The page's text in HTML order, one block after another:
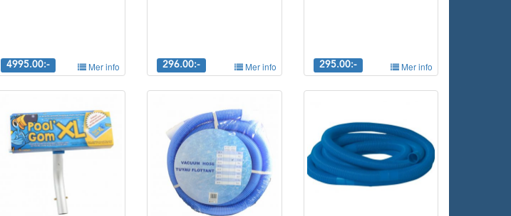
4995.00:- Mer info 296.00:- Mer info 295.00:- Mer info